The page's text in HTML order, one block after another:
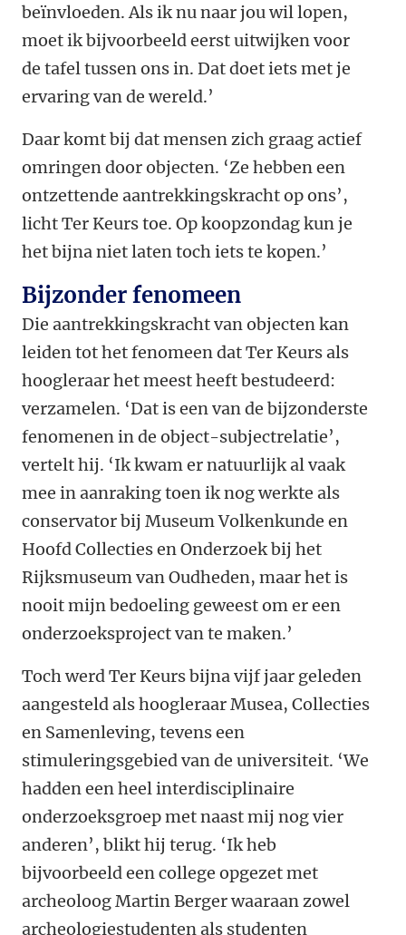
beïnvloeden. Als ik nu naar jou wil lopen,
moet ik bijvoorbeeld eerst uitwijken voor
de tafel tussen ons in. Dat doet iets met je
ervaring van de wereld.’
Daar komt bij dat mensen zich graag actief
omringen door objecten. ‘Ze hebben een
ontzettende aantrekkingskracht op ons’,
licht Ter Keurs toe. Op koopzondag kun je
het bijna niet laten toch iets te kopen.’
Bijzonder fenomeen
Die aantrekkingskracht van objecten kan
leiden tot het fenomeen dat Ter Keurs als
hoogleraar het meest heeft bestudeerd:
verzamelen. ‘Dat is een van de bijzonderste
fenomenen in de object-subjectrelatie’,
vertelt hij. ‘Ik kwam er natuurlijk al vaak
mee in aanraking toen ik nog werkte als
conservator bij Museum Volkenkunde en
Hoofd Collecties en Onderzoek bij het
Rijksmuseum van Oudheden, maar het is
nooit mijn bedoeling geweest om er een
onderzoeksproject van te maken.’
Toch werd Ter Keurs bijna vijf jaar geleden
aangesteld als hoogleraar Musea, Collecties
en Samenleving, tevens een
stimuleringsgebied van de universiteit. ‘We
hadden een heel interdisciplinaire
onderzoeksgroep met naast mij nog vier
anderen’, blikt hij terug. ‘Ik heb
bijvoorbeeld een college opgezet met
archeoloog Martin Berger waaraan zowel
archeologiestudenten als studenten